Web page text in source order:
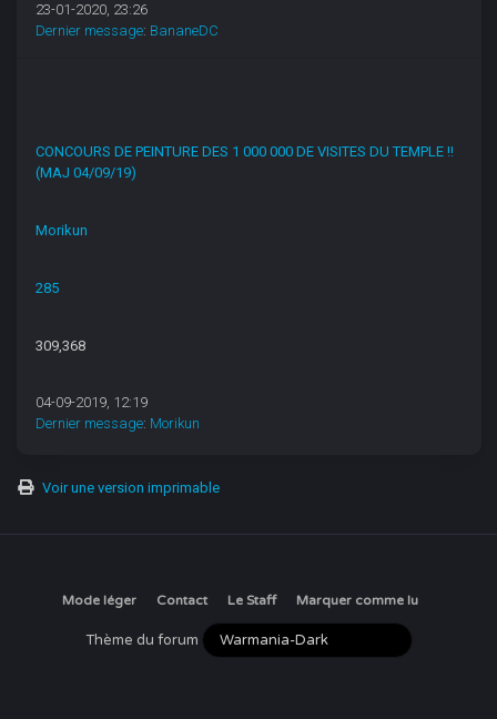
23-01-2020, 23:26
Dernier message: BananeDC
CONCOURS DE PEINTURE DES 1 000 000 DE VISITES DU TEMPLE !!
(MAJ 04/09/19)
Morikun
285
309,368
04-09-2019, 12:19
Dernier message: Morikun
Voir une version imprimable
Mode léger Contact Le Staff Marquer comme lu
Thème du forum